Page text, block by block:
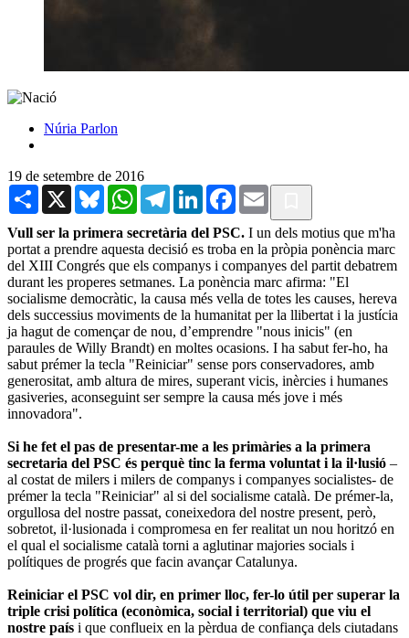
Núria Parlon
19 de setembre de 2016
Share X BlueskyWhatsAppTelegramLinkedInFacebook
Email
Vull ser la primera secretària del PSC. I un dels motius que m'ha
portat a prendre aquesta decisió es troba en la pròpia ponència marc
del XIII Congrés que els companys i companyes del partit debatrem
durant les properes setmanes. La ponència marc afirma: "El
socialisme democràtic, la causa més vella de totes les causes, hereva
dels successius moviments de la humanitat per la llibertat i la justícia
ja hagut de començar de nou, d’emprendre "nous inicis" (en
paraules de Willy Brandt) en moltes ocasions. I ha sabut fer-ho, ha
sabut prémer la tecla "Reiniciar" sense pors conservadores, amb
generositat, amb altura de mires, superant vicis, inèrcies i humanes
gasiveries, aconseguint ser sempre la causa més jove i més
innovadora".
Si he fet el pas de presentar-me a les primàries a la primera
secretaria del PSC és perquè tinc la ferma voluntat i la il·lusió –
al costat de milers i milers de companys i companyes socialistes- de
prémer la tecla "Reiniciar" al si del socialisme català. De prémer-la,
orgullosa del nostre passat, coneixedora del nostre present, però,
sobretot, il·lusionada i compromesa en fer realitat un nou horitzó en
el qual el socialisme català torni a aglutinar majories socials i
polítiques de progrés que facin avançar Catalunya.
Reiniciar el PSC vol dir, en primer lloc, fer-lo útil per superar la
triple crisi política (econòmica, social i territorial) que viu el
nostre país i que conflueix en la pèrdua de confiança dels ciutadans